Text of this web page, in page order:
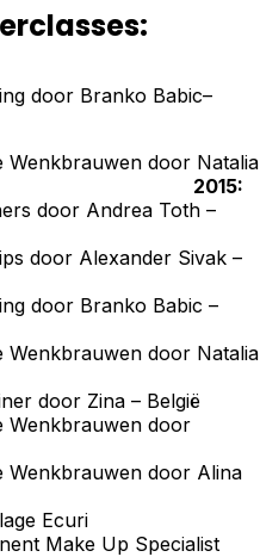
door Branko Babic–
Wenkbrauwen door Natalia
2015:
door Andrea Toth –
door Alexander Sivak –
door Branko Babic –
Wenkbrauwen door Natalia
door Zina – België
Wenkbrauwen door
Wenkbrauwen door Alina
Ecuri
Make Up Specialist